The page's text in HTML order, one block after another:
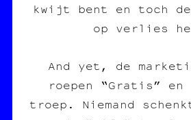
kwijt bent en toch
op verlies
And yet, de
roepen “Gratis” en
troep. Niemand